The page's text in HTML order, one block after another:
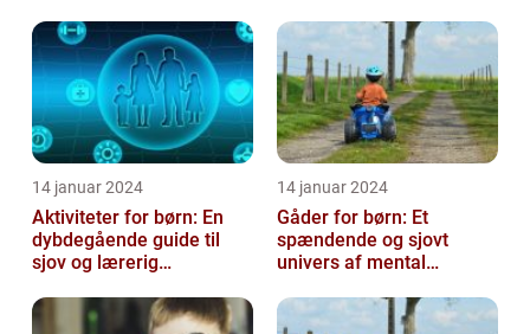
14 januar 2024
Aktiviteter for børn: En
dybdegående guide til
sjov og lærerig
14 januar 2024
Gåder for børn: Et
spændende og sjovt
univers af mental